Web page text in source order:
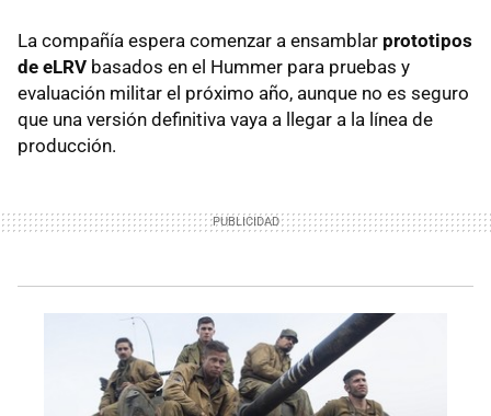
La compañía espera comenzar a ensamblar prototipos
de eLRV basados ​​en el Hummer para pruebas y
evaluación militar el próximo año, aunque no es seguro
que una versión definitiva vaya a llegar a la línea de
producción.